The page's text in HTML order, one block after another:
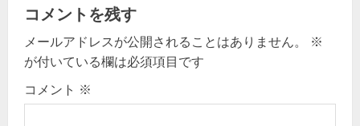
v
i
g
コメントを残す
メールアドレスが公開されることはありません。
※
が付いている欄は必須項目です
コメント ※